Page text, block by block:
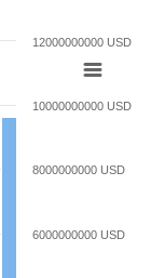
6000000000 USD
8000000000 USD
10000000000 USD
12000000000 USD